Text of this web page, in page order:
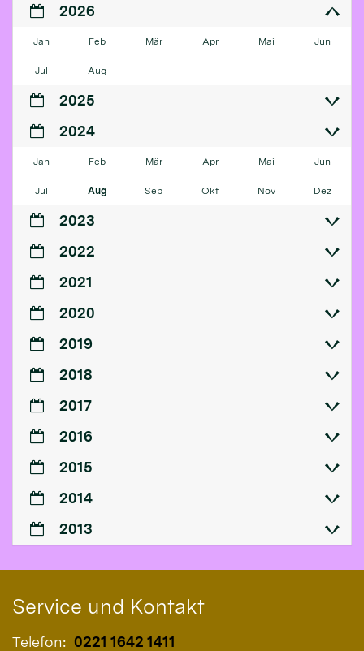
2026
Jan Feb Mär Apr Mai Jun
Jul Aug
2025
2024
Jan Feb Mär Apr Mai Jun
Jul Aug Sep Okt Nov Dez
2023
2022
2021
2020
2019
2018
2017
2016
2015
2014
2013
Service und Kontakt
Telefon: 0221 1642 1411